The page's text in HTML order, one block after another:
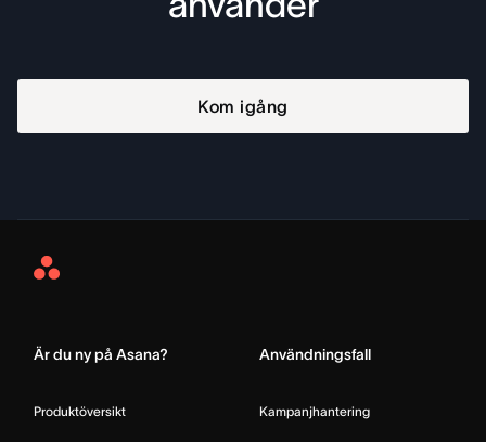
Kom igång
Asana
Är du ny på Asana?
Produktöversikt
Användningsfall
Kampanjhantering